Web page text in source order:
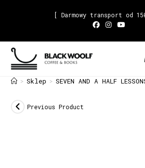
[ Darmowy transport od
> Sklep > SEVEN AND A HALF
Previous Product